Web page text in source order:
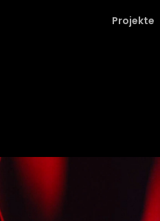
Projekte